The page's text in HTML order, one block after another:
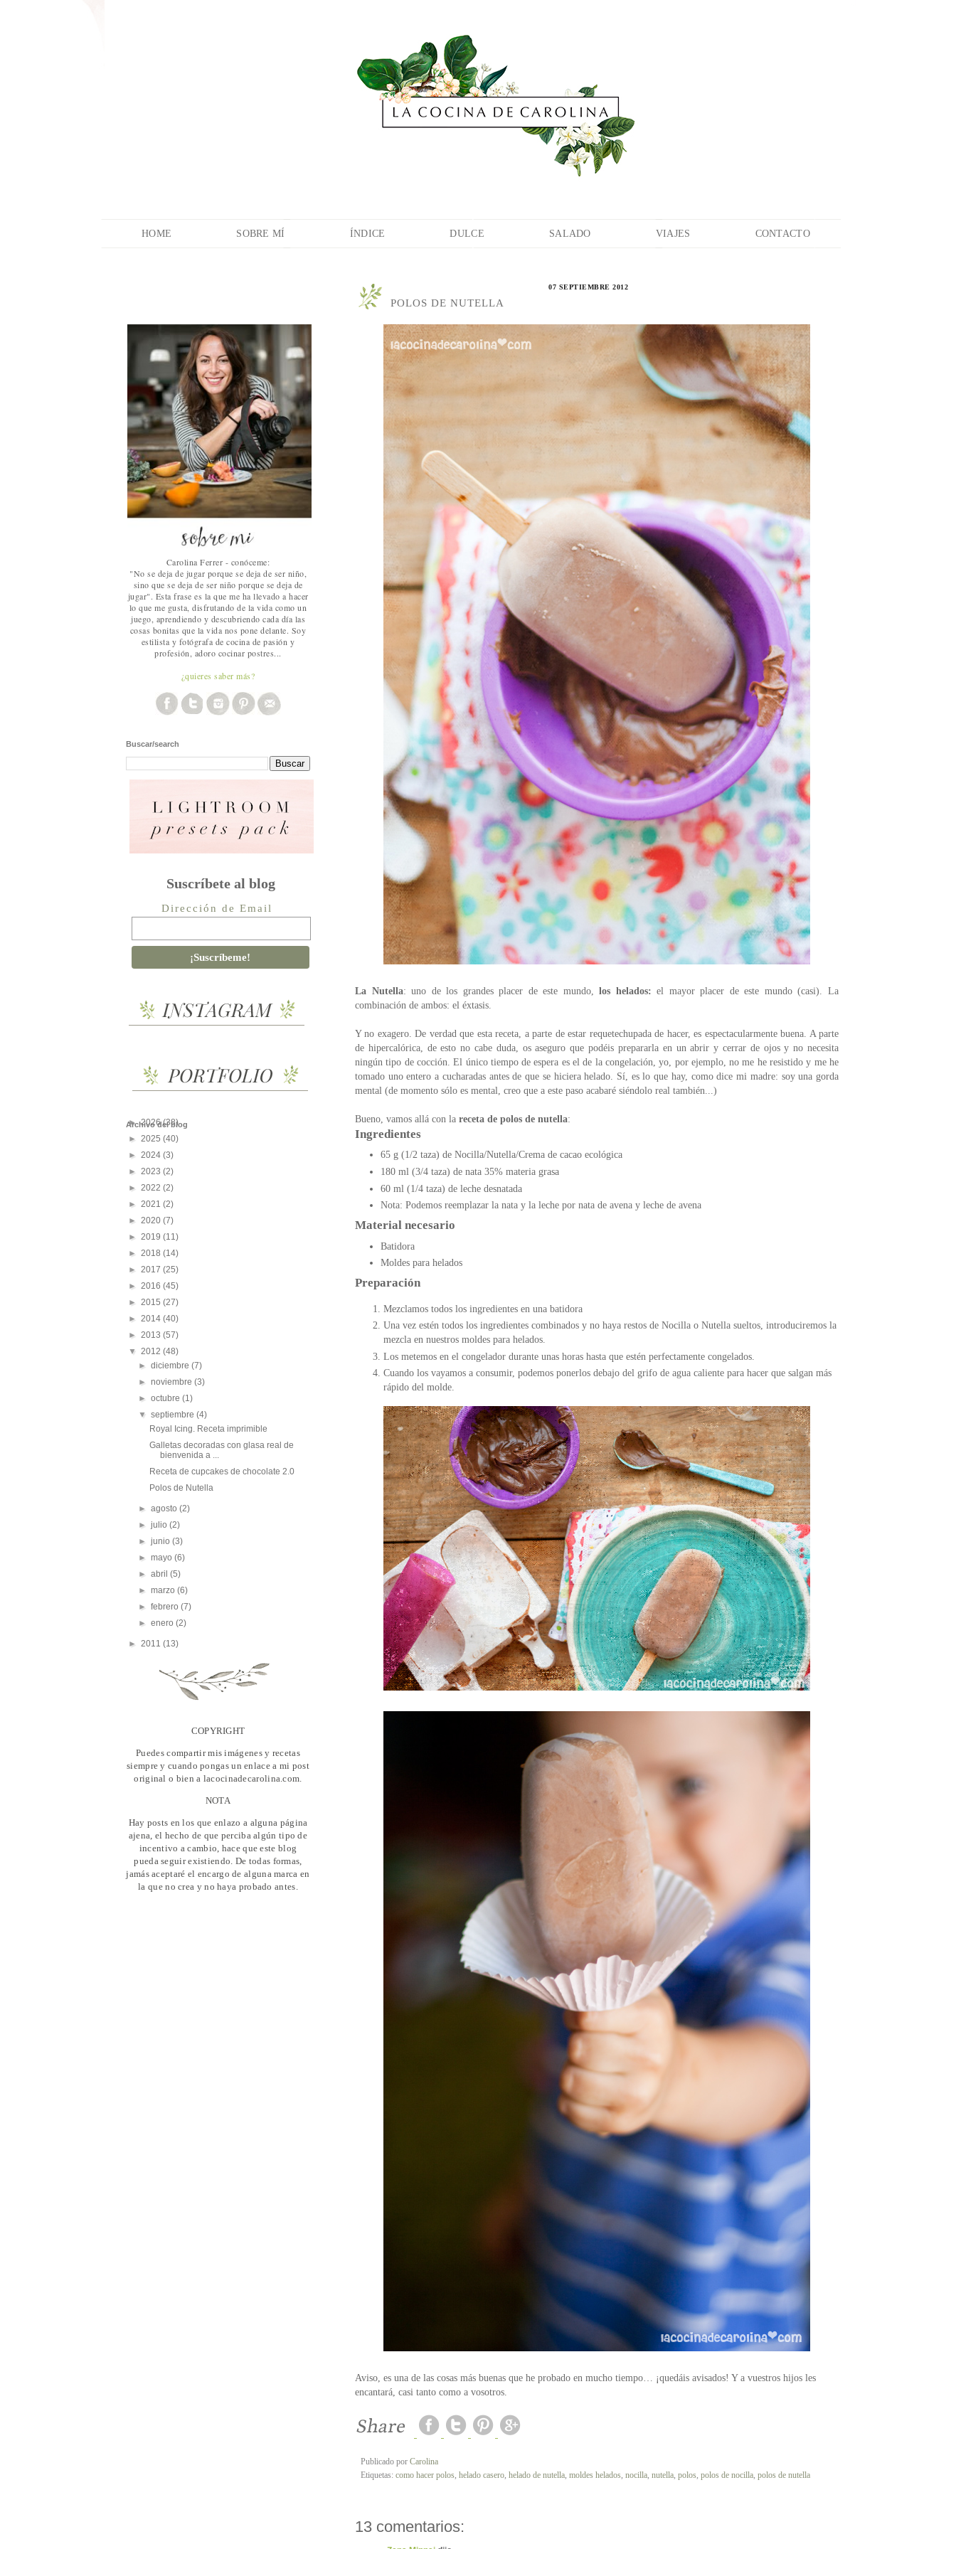
HOME SOBRE MÍ ÍNDICE DULCE SALADO VIAJES CONTACTO
07 SEPTIEMBRE 2012
POLOS DE NUTELLA
La Nutella: uno de los grandes placer de este mundo,los helados: el mayor placer de este mundo (casi). La
combinación de ambos: el éxtasis.
Y no exagero. De verdad que esta receta, a parte de estar requetechupada de hacer, es espectacularmente buena. A parte
de hipercalórica, de esto no cabe duda, os aseguro que podéis prepararla en un abrir y cerrar de ojos y no necesita
ningún tipo de cocción. El único tiempo de espera es el de la congelación, yo, por ejemplo, no me he resistido y me he
tomado uno entero a cucharadas antes de que se hiciera helado. Sí, es lo que hay, como dice mi madre: soy una gorda
mental (de momento sólo es mental, creo que a este paso acabaré siéndolo real también...)
Bueno, vamos allá con la receta de polos de nutella:
Ingredientes
65 g (1/2 taza) de Nocilla/Nutella/Crema de cacao ecológica
180 ml (3/4 taza) de nata 35% materia grasa
60 ml (1/4 taza) de leche desnatada
Nota: Podemos reemplazar la nata y la leche por nata de avena y leche de avena
Material necesario
Batidora
Moldes para helados
Preparación
Mezclamos todos los ingredientes en una batidora
Una vez estén todos los ingredientes combinados y no haya restos de Nocilla o Nutella sueltos, introduciremos la
mezcla en nuestros moldes para helados.
Los metemos en el congelador durante unas horas hasta que estén perfectamente congelados.
Cuando los vayamos a consumir, podemos ponerlos debajo del grifo de agua caliente para hacer que salgan más
rápido del molde.
Aviso, es una de las cosas más buenas que he probado en mucho tiempo… ¡quedáis avisados! Y a vuestros hijos les
encantará, casi tanto como a vosotros.
Publicado por Carolina
Etiquetas: como hacer polos, helado casero, helado de nutella, moldes helados, nocilla, nutella, polos, polos de nocilla, polos de nutella
13 comentarios:
Carolina Ferrer - conóceme:
"No se deja de jugar porque se deja de ser niño,
sino que se deja de ser niño porque se deja de
jugar". Esta frase es la que me ha llevado a hacer
lo que me gusta, disfrutando de la vida como un
juego, aprendiendo y descubriendo cada día las
cosas bonitas que la vida nos pone delante. Soy
estilista y fotógrafa de cocina de pasión y
profesión, adoro cocinar postres...
¿quieres saber más?
Buscar/search
Suscríbete al blog
Dirección de Email
Archivo del blog
►2026(38)
► 2025 (40)
► 2024 (3)
► 2023 (2)
► 2022 (2)
► 2021 (2)
► 2020 (7)
► 2019 (11)
► 2018 (14)
► 2017 (25)
► 2016 (45)
► 2015 (27)
► 2014 (40)
► 2013 (57)
▼ 2012 (48)
►diciembre(7)
►noviembre(3)
►octubre(1)
▼septiembre(4)
Royal Icing. Receta imprimible
Galletas decoradas con glasa real de
bienvenida a ...
Receta de cupcakes de chocolate 2.0
Polos de Nutella
►agosto(2)
►julio(2)
►junio(3)
►mayo(6)
►abril(5)
►marzo(6)
►febrero(7)
►enero(2)
► 2011 (13)
COPYRIGHT
Puedes compartir mis imágenes y recetas
siempre y cuando pongas un enlace a mi post
original o bien a lacocinadecarolina.com.
NOTA
Hay posts en los que enlazo a alguna página
ajena, el hecho de que perciba algún tipo de
incentivo a cambio, hace que este blog
pueda seguir existiendo. De todas formas,
jamás aceptaré el encargo de alguna marca en
la que no crea y no haya probado antes.